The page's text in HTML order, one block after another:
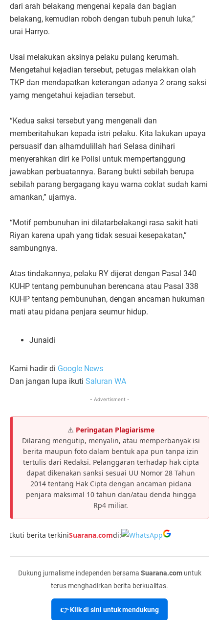
dari arah belakang mengenai kepala dan bagian
belakang, kemudian roboh dengan tubuh penuh luka,”
urai Harryo.
Usai melakukan aksinya pelaku pulang kerumah.
Mengetahui kejadian tersebut, petugas melakkan olah
TKP dan mendapatkan keterangan adanya 2 orang saksi
yamg mengetahui kejadian tersebut.
“Kedua saksi tersebut yang mengenali dan
memberitahukan kepada istri pelaku. Kita lakukan upaya
persuasif dan alhamdulillah hari Selasa dinihari
menyerahkan diri ke Polisi untuk mempertanggung
jawabkan perbuatannya. Barang bukti sebilah berupa
sebilah parang bergagang kayu warna coklat sudah kami
amankan,” ujarnya.
“Motif pembunuhan ini dilatarbelakangi rasa sakit hati
Riyan karena upah yang tidak sesuai kesepakatan,”
sambungnya.
Atas tindakannya, pelaku RY dijerat dengan Pasal 340
KUHP tentang pembunuhan berencana atau Pasal 338
KUHP tentang pembunuhan, dengan ancaman hukuman
mati atau pidana penjara seumur hidup.
Junaidi
Kami hadir di Google News
Dan jangan lupa ikuti Saluran WA
- Advertisment -
⚠️ Peringatan Plagiarisme
Dilarang mengutip, menyalin, atau memperbanyak isi
berita maupun foto dalam bentuk apa pun tanpa izin
tertulis dari Redaksi. Pelanggaran terhadap hak cipta
dapat dikenakan sanksi sesuai UU Nomor 28 Tahun
2014 tentang Hak Cipta dengan ancaman pidana
penjara maksimal 10 tahun dan/atau denda hingga
Rp4 miliar.
Ikuti berita terkiniSuarana.comdi:
Dukung jurnalisme independen bersama Suarana.comuntuk
terus menghadirkan berita berkualitas.
👉 Klik di sini untuk mendukung